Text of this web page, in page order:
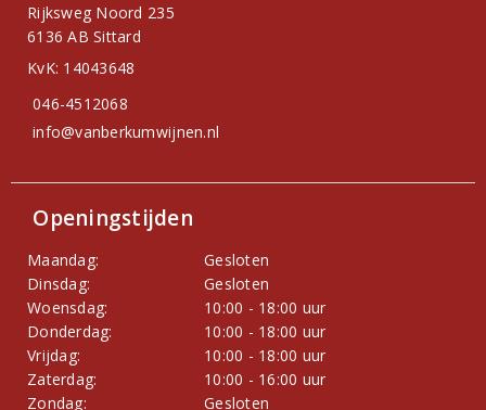
Rijksweg Noord 235
6136 AB Sittard
KvK: 14043648
046-4512068
info@vanberkumwijnen.nl
Openingstijden
Maandag:
Gesloten
Dinsdag:
Gesloten
Woensdag:
10:00 - 18:00 uur
Donderdag:
10:00 - 18:00 uur
Vrijdag:
10:00 - 18:00 uur
Zaterdag:
10:00 - 16:00 uur
Zondag:
Gesloten